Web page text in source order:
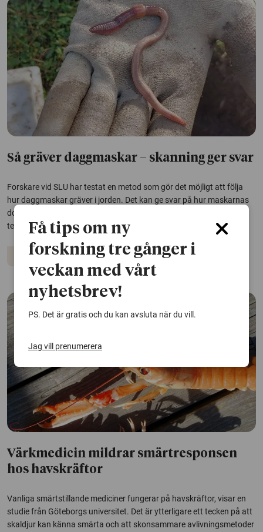
Så gräver daggmaskar – skanning ger svar
Forskare vid SLU har testat en metod som gör det möjligt att följa
hur daggmaskar gräver i jorden. Det kan ge svar på hur maskarnas
dolda arbete under markytan påverkas av faktorer som fukt,
temperatur och jordbearbetning.
Djur Ekosystem
Värkmedicin mildrar smärtresponsen
hos havskräftor
Vanliga smärtstillande mediciner fungerar på havskräftor, visar en
studie från Göteborgs universitet. Det är ytterligare ett tecken på att
skaldjur kan känna smärta och att skonsammare avlivningsmetoder
Få tips om ny
forskning tre gånger i
veckan med vårt
nyhetsbrev!
PS. Det är gratis och du kan avsluta när du vill.
Jag vill prenumerera